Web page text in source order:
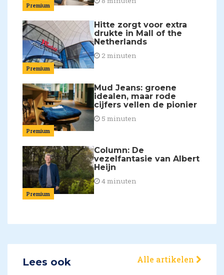
Premium
Premium
Hitte zorgt voor extra
drukte in Mall of the
Netherlands
2 minuten
Premium
Mud Jeans: groene
idealen, maar rode
cijfers vellen de pionier
5 minuten
Premium
Column: De
vezelfantasie van Albert
Heijn
4 minuten
Lees ook Alle artikelen